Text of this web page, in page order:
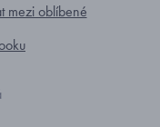
mezi oblíbené